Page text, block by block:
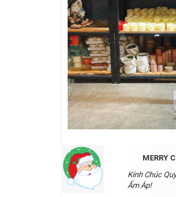
MERRY
Kính Chúc
Ấm Áp!